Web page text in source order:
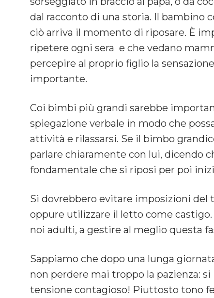
dal racconto di una storia. Il bambino
ciò arriva il momento di riposare. È
ripetere ogni sera e che vedano
percepire al proprio figlio la
importante.
Coi bimbi più grandi sarebbe
spiegazione verbale in modo che
attività e rilassarsi. Se il bimbo
parlare chiaramente con lui, dicendo
fondamentale che si riposi per poi
Si dovrebbero evitare imposizioni del
oppure utilizzare il letto come
noi adulti, a gestire al meglio questa
Sappiamo che dopo una lunga
non perdere mai troppo la pazienza:
tensione contagioso! Piuttosto tono